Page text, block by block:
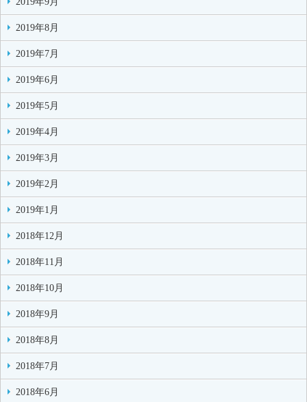
2019年8月
2019年7月
2019年6月
2019年5月
2019年4月
2019年3月
2019年2月
2019年1月
2018年12月
2018年11月
2018年10月
2018年9月
2018年8月
2018年7月
2018年6月